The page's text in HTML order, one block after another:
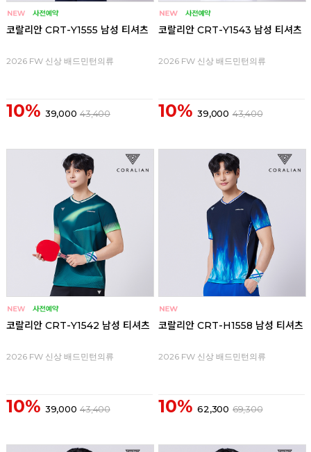
코랄리안 CRT-Y1555 남성 티셔츠
2026 FW 신상 배드민턴의류
10% 39,000 43,400
코랄리안 CRT-Y1543 남성 티셔츠
2026 FW 신상 배드민턴의류
10% 39,000 43,400
코랄리안 CRT-Y1542 남성 티셔츠
2026 FW 신상 배드민턴의류
10% 39,000 43,400
코랄리안 CRT-H1558 남성 티셔츠
2026 FW 신상 배드민턴의류
10% 62,300 69,300